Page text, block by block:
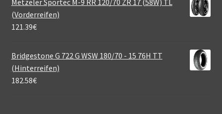
Metzeler Sportec M-9 RR 120/70 ZR 17 (58W) TL
(Vorderreifen)
121.39€
Bridgestone G 722 G WSW 180/70 - 15 76H TT
(Hinterreifen)
182.58€